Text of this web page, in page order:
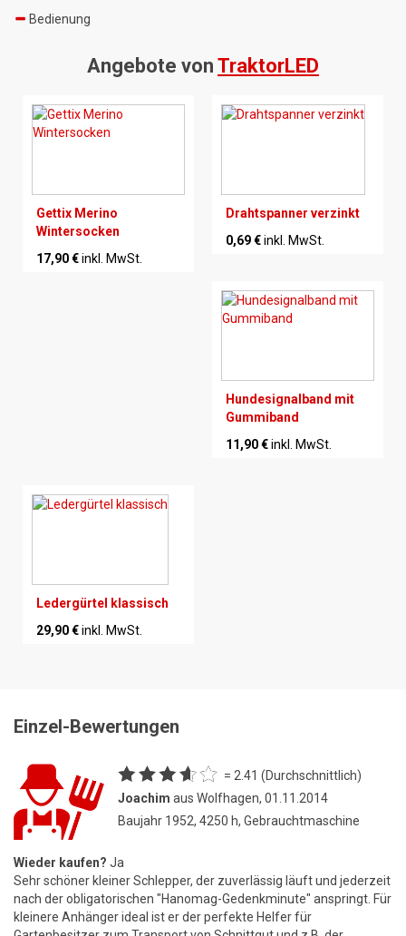
Bedienung
Angebote von TraktorLED
Gettix Merino
Wintersocken
17,90 €inkl. MwSt.
Drahtspanner verzinkt
0,69 €inkl. MwSt.
Hundesignalband mit
Gummiband
11,90 €inkl. MwSt.
Ledergürtel klassisch
29,90 €inkl. MwSt.
Einzel-Bewertungen
= 2.41 (Durchschnittlich)
Joachim aus Wolfhagen, 01.11.2014
Baujahr 1952, 4250 h, Gebrauchtmaschine
Wieder kaufen? Ja
Sehr schöner kleiner Schlepper, der zuverlässig läuft und jederzeit
nach der obligatorischen "Hanomag-Gedenkminute" anspringt. Für
kleinere Anhänger ideal ist er der perfekte Helfer für